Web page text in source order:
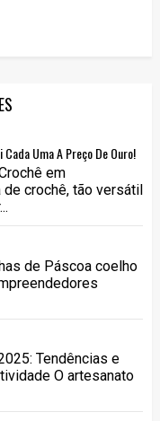
Uma A Preço De Ouro!
em
crochê, tão versátil
Páscoa coelho
Tendências e
O artesanato